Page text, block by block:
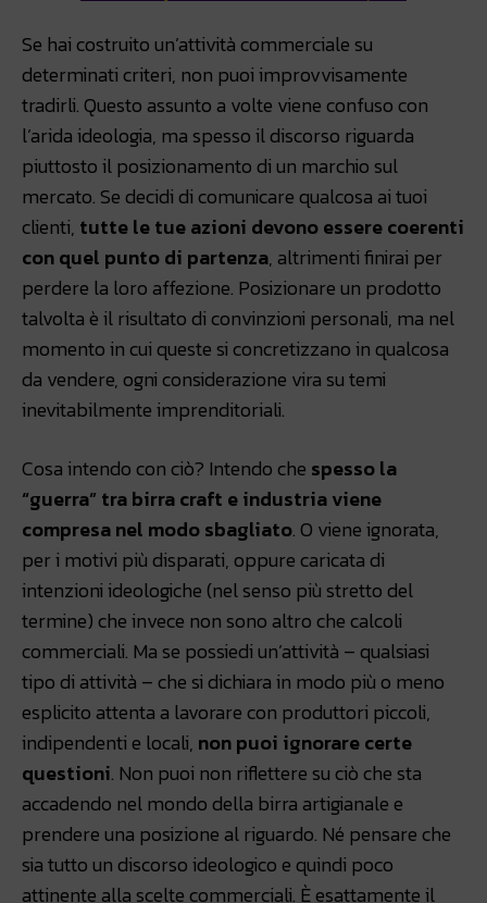
Se hai costruito un’attività commerciale su
determinati criteri, non puoi improvvisamente
tradirli. Questo assunto a volte viene confuso con
l’arida ideologia, ma spesso il discorso riguarda
piuttosto il posizionamento di un marchio sul
mercato. Se decidi di comunicare qualcosa ai tuoi
clienti, tutte le tue azioni devono essere coerenti
con quel punto di partenza, altrimenti finirai per
perdere la loro affezione. Posizionare un prodotto
talvolta è il risultato di convinzioni personali, ma nel
momento in cui queste si concretizzano in qualcosa
da vendere, ogni considerazione vira su temi
inevitabilmente imprenditoriali.
Cosa intendo con ciò? Intendo che spesso la
“guerra” tra birra craft e industria viene
compresa nel modo sbagliato. O viene ignorata,
per i motivi più disparati, oppure caricata di
intenzioni ideologiche (nel senso più stretto del
termine) che invece non sono altro che calcoli
commerciali. Ma se possiedi un’attività – qualsiasi
tipo di attività – che si dichiara in modo più o meno
esplicito attenta a lavorare con produttori piccoli,
indipendenti e locali, non puoi ignorare certe
questioni. Non puoi non riflettere su ciò che sta
accadendo nel mondo della birra artigianale e
prendere una posizione al riguardo. Né pensare che
sia tutto un discorso ideologico e quindi poco
attinente alla scelte commerciali. È esattamente il